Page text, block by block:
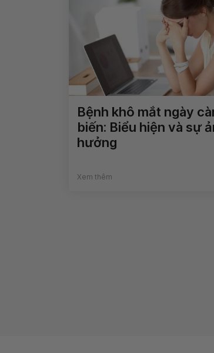
Bệnh khô mắt ngày
biến: Biểu hiện và sự
hưởng
Xem thêm